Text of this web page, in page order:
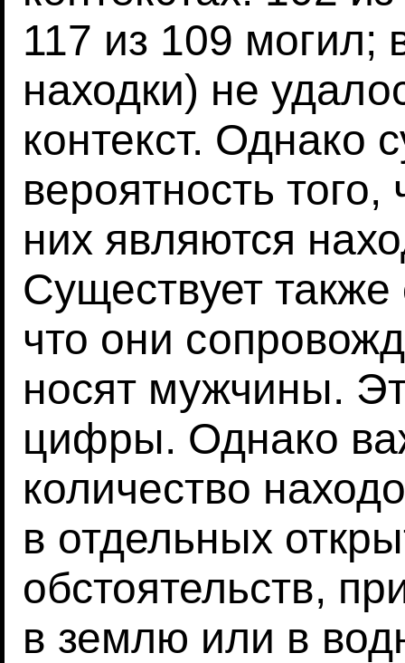
117 из 109 могил;
находки) не
контекст. Однако
вероятность
них являются
Существует
что они
носят мужчины.
цифры. Однако
количество
в отдельных
обстоятельств,
в землю или в